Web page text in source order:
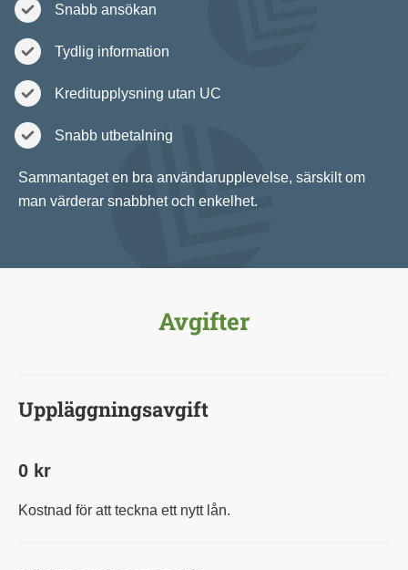
Snabb ansökan
Tydlig information
Kreditupplysning utan UC
Snabb utbetalning
Sammantaget en bra användarupplevelse, särskilt om
man värderar snabbhet och enkelhet.
Avgifter
Uppläggningsavgift
0 kr
Kostnad för att teckna ett nytt lån.